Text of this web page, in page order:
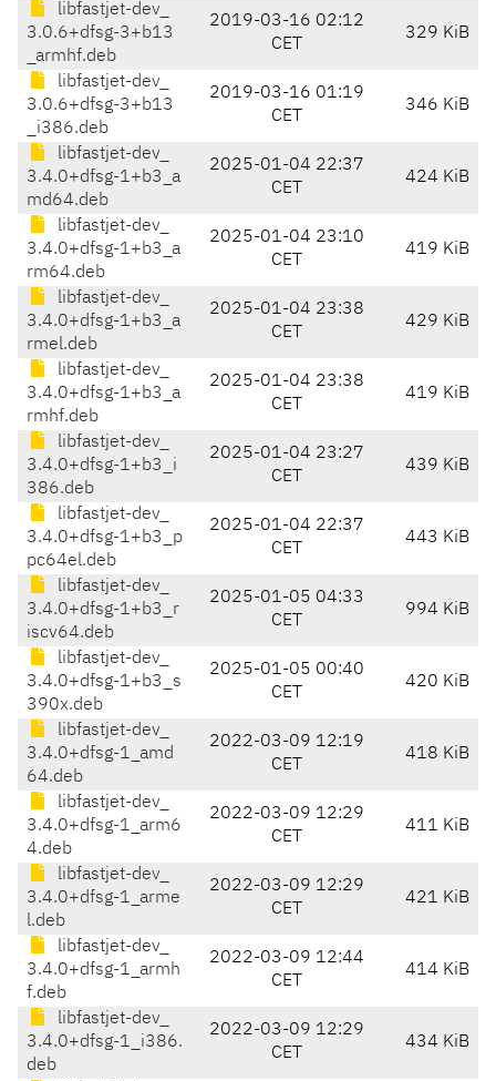
libfastjet-dev_
3.0.6+dfsg-3+b13
_armhf.deb
2019-03-16 02:12
CET
329 KiB
libfastjet-dev_
3.0.6+dfsg-3+b13
_i386.deb
2019-03-16 01:19
CET
346 KiB
libfastjet-dev_
3.4.0+dfsg-1+b3_a
md64.deb
2025-01-04 22:37
CET
424 KiB
libfastjet-dev_
3.4.0+dfsg-1+b3_a
rm64.deb
2025-01-04 23:10
CET
419 KiB
libfastjet-dev_
3.4.0+dfsg-1+b3_a
rmel.deb
2025-01-04 23:38
CET
429 KiB
libfastjet-dev_
3.4.0+dfsg-1+b3_a
rmhf.deb
2025-01-04 23:38
CET
419 KiB
libfastjet-dev_
3.4.0+dfsg-1+b3_i
386.deb
2025-01-04 23:27
CET
439 KiB
libfastjet-dev_
3.4.0+dfsg-1+b3_p
pc64el.deb
2025-01-04 22:37
CET
443 KiB
libfastjet-dev_
3.4.0+dfsg-1+b3_r
iscv64.deb
2025-01-05 04:33
CET
994 KiB
libfastjet-dev_
3.4.0+dfsg-1+b3_s
390x.deb
2025-01-05 00:40
CET
420 KiB
libfastjet-dev_
3.4.0+dfsg-1_amd
64.deb
2022-03-09 12:19
CET
418 KiB
libfastjet-dev_
3.4.0+dfsg-1_arm6
4.deb
2022-03-09 12:29
CET
411 KiB
libfastjet-dev_
3.4.0+dfsg-1_arme
l.deb
2022-03-09 12:29
CET
421 KiB
libfastjet-dev_
3.4.0+dfsg-1_armh
f.deb
2022-03-09 12:44
CET
414 KiB
libfastjet-dev_
3.4.0+dfsg-1_i386.
deb
2022-03-09 12:29
CET
434 KiB